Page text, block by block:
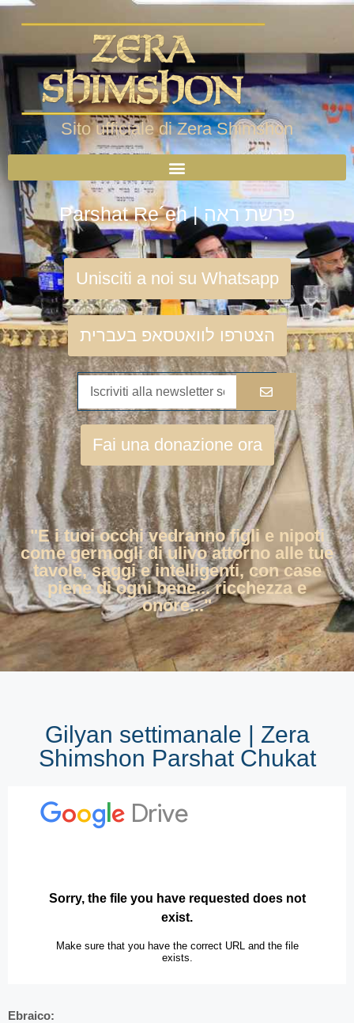
Sito ufficiale di Zera Shimshon
Parshat Re´eh | פרשת ראה
Unisciti a noi su Whatsapp
הצטרפו לוואטסאפ בעברית
Fai una donazione ora
"E i tuoi occhi vedranno figli e nipoti
come germogli di ulivo attorno alle tue
tavole, saggi e intelligenti, con case
piene di ogni bene... ricchezza e
onore..."
Gilyan settimanale | Zera
Shimshon Parshat Chukat
Ebraico: